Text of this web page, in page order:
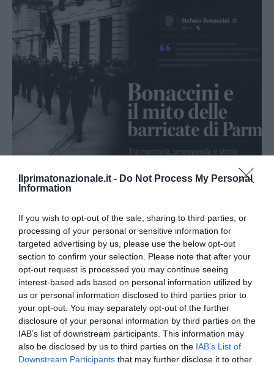
Ilprimatonazionale.it - Do Not Process My Personal
Information
If you wish to opt-out of the sale, sharing to third parties, or
processing of your personal or sensitive information for
targeted advertising by us, please use the below opt-out
section to confirm your selection. Please note that after your
opt-out request is processed you may continue seeing
interest-based ads based on personal information utilized by
us or personal information disclosed to third parties prior to
your opt-out. You may separately opt-out of the further
disclosure of your personal information by third parties on the
IAB’s list of downstream participants. This information may
also be disclosed by us to third parties on the IAB’s List of
Downstream Participants that may further disclose it to other
Bonaccini e il mito delle barricate di Parma: quando
6 Agosto 2026